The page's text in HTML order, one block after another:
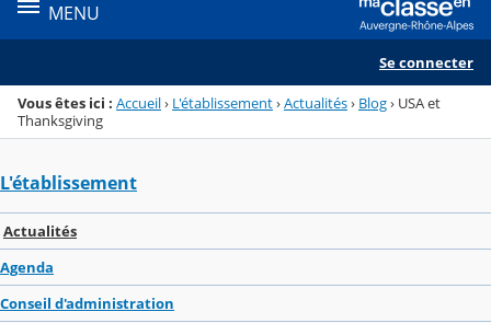
MENU
Se connecter
Vous êtes ici : Accueil› L'établissement›Actualités› Blog› USA et
Thanksgiving
L'établissement
Actualités
Agenda
Conseil d'administration